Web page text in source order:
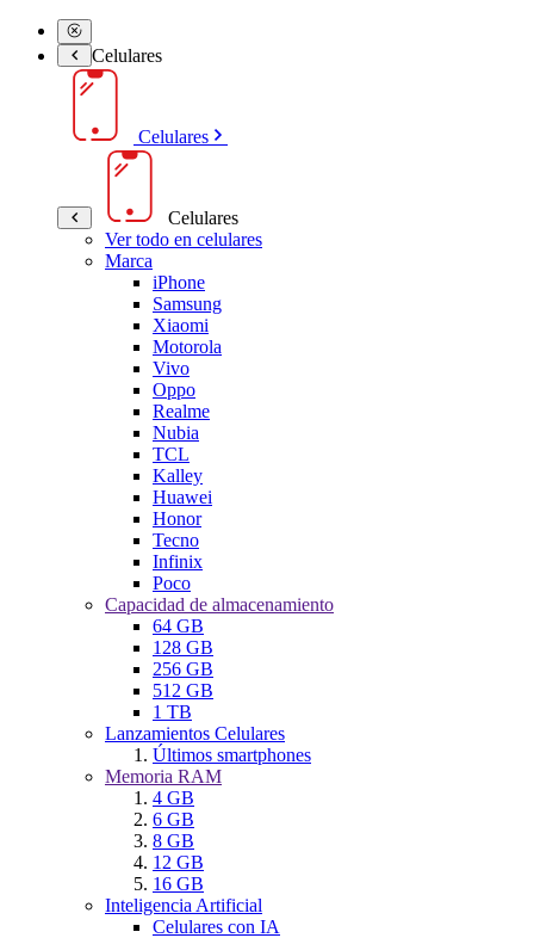
Celulares
Celulares
Celulares
Ver todo en celulares
Marca
iPhone
Samsung
Xiaomi
Motorola
Vivo
Oppo
Realme
Nubia
TCL
Kalley
Huawei
Honor
Tecno
Infinix
Poco
Capacidad de almacenamiento
64 GB
128 GB
256 GB
512 GB
1 TB
Lanzamientos Celulares
Últimos smartphones
Memoria RAM
4 GB
6 GB
8 GB
12 GB
16 GB
Inteligencia Artificial
Celulares con IA